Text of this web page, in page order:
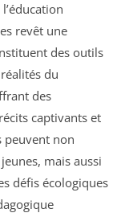
revêt une
des outils
du
des
captivants et
peuvent non
mais aussi
défis écologiques